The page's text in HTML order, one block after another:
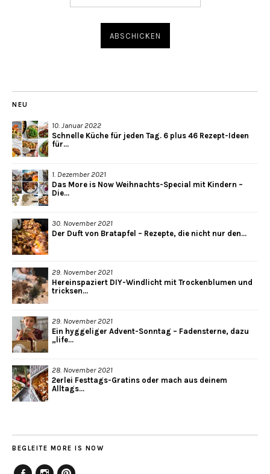
NEU
10. Januar 2022
Schnelle Küche für jeden Tag. 6 plus 46 Rezept-Ideen
für...
1. Dezember 2021
Das More is Now Weihnachts-Special mit Kindern –
Die...
30. November 2021
Der Duft von Bratapfel – Rezepte, die nicht nur den...
29. November 2021
Hereinspaziert DIY-Windlicht mit Trockenblumen und
tricksen...
29. November 2021
Ein hyggeliger Advent-Sonntag – Fadensterne, dazu
„life...
28. November 2021
2erlei Festtags-Gratins oder mach aus deinem
Alltags...
BEGLEITE MORE IS NOW